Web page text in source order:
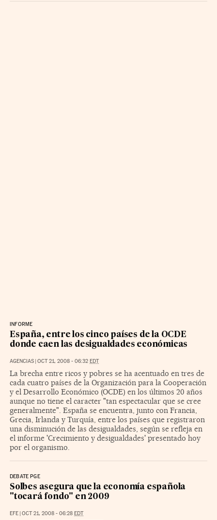
INFORME
España, entre los cinco países de la OCDE
donde caen las desigualdades económicas
AGENCIAS | OCT 21, 2008 - 06:32 EDT
La brecha entre ricos y pobres se ha acentuado en tres de
cada cuatro países de la Organización para la Cooperación
y el Desarrollo Económico (OCDE) en los últimos 20 años
aunque no tiene el caracter "tan espectacular que se cree
generalmente". España se encuentra, junto con Francia,
Grecia, Irlanda y Turquía, entre los países que registraron
una disminución de las desigualdades, según se refleja en
el informe 'Crecimiento y desigualdades' presentado hoy
por el organismo.
DEBATE PGE
Solbes asegura que la economía española
"tocará fondo" en 2009
EFE | OCT 21, 2008 - 06:28 EDT